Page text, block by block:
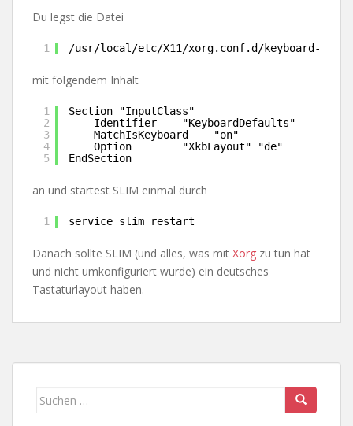
Du legst die Datei
1 /usr/local/etc/X11/xorg.conf.d/keyboard-
mit folgendem Inhalt
1
2
3
4
5
Section "InputClass"
Identifier    "KeyboardDefaults"
MatchIsKeyboard    "on"
Option        "XkbLayout" "de"
EndSection
an und startest SLIM einmal durch
1 service slim restart
Danach sollte SLIM (und alles, was mit Xorg zu tun hat
und nicht umkonfiguriert wurde) ein deutsches
Tastaturlayout haben.
Suchen